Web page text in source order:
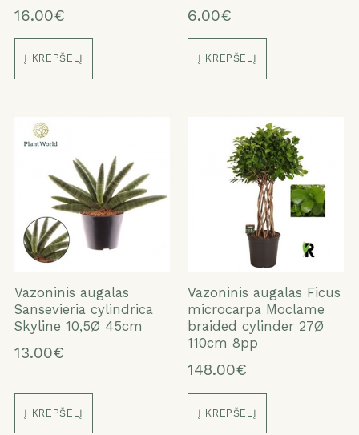
16.00€
Į KREPŠELĮ
6.00€
Į KREPŠELĮ
Vazoninis augalas
Sansevieria cylindrica
Skyline 10,5Ø 45cm
13.00€
Į KREPŠELĮ
Vazoninis augalas Ficus
microcarpa Moclame
braided cylinder 27Ø
110cm 8pp
148.00€
Į KREPŠELĮ